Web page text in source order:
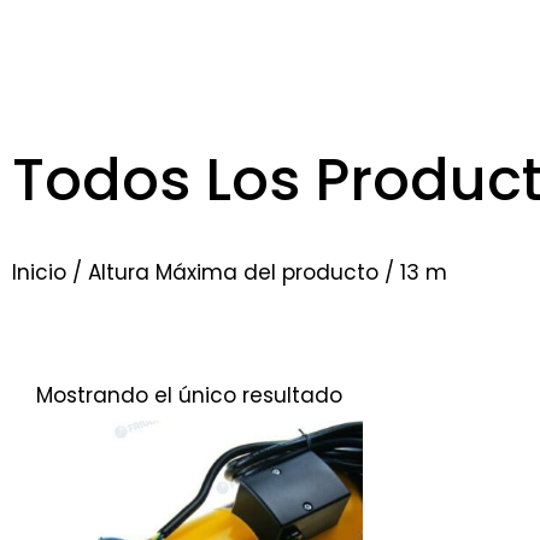
Todos Los
Inicio / Altura Máxima del producto / 13 m
Mostrando el único resultado